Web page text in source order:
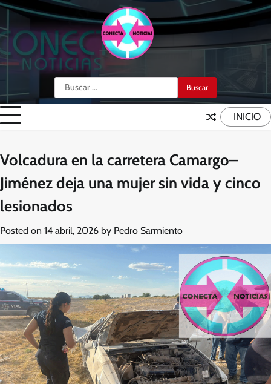
Skip
content
Buscar:
INICIO
Volcadura en la carretera Camargo–
Jiménez deja una mujer sin vida y cinco
lesionados
Posted on 14 abril, 2026 by Pedro Sarmiento